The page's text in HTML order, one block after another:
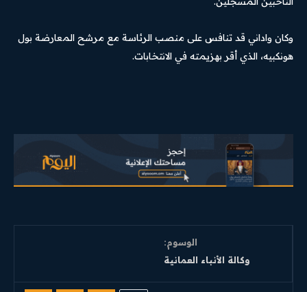
وكان واداني قد تنافس على منصب الرئاسة مع مرشح المعارضة بول
هونكبيه، الذي أقر بهزيمته في الانتخابات.
الوسوم:
وكالة الأنباء العمانية